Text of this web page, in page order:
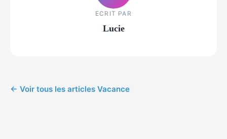
ECRIT PAR
Lucie
← Voir tous les articles Vacance